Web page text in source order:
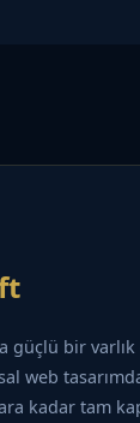
güçlü bir varlık
web
kadar tam